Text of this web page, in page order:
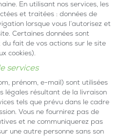
En utilisant nos services, les
et traitées : données de
lorsque vous l’autorisez et
Certaines données sont
fait de vos actions sur le site
cookies).
services
prénom, e-mail) sont utilisées
légales résultant de la livraison
tels que prévu dans le cadre
Vous ne fournirez pas de
et ne communiquerez pas
une autre personne sans son